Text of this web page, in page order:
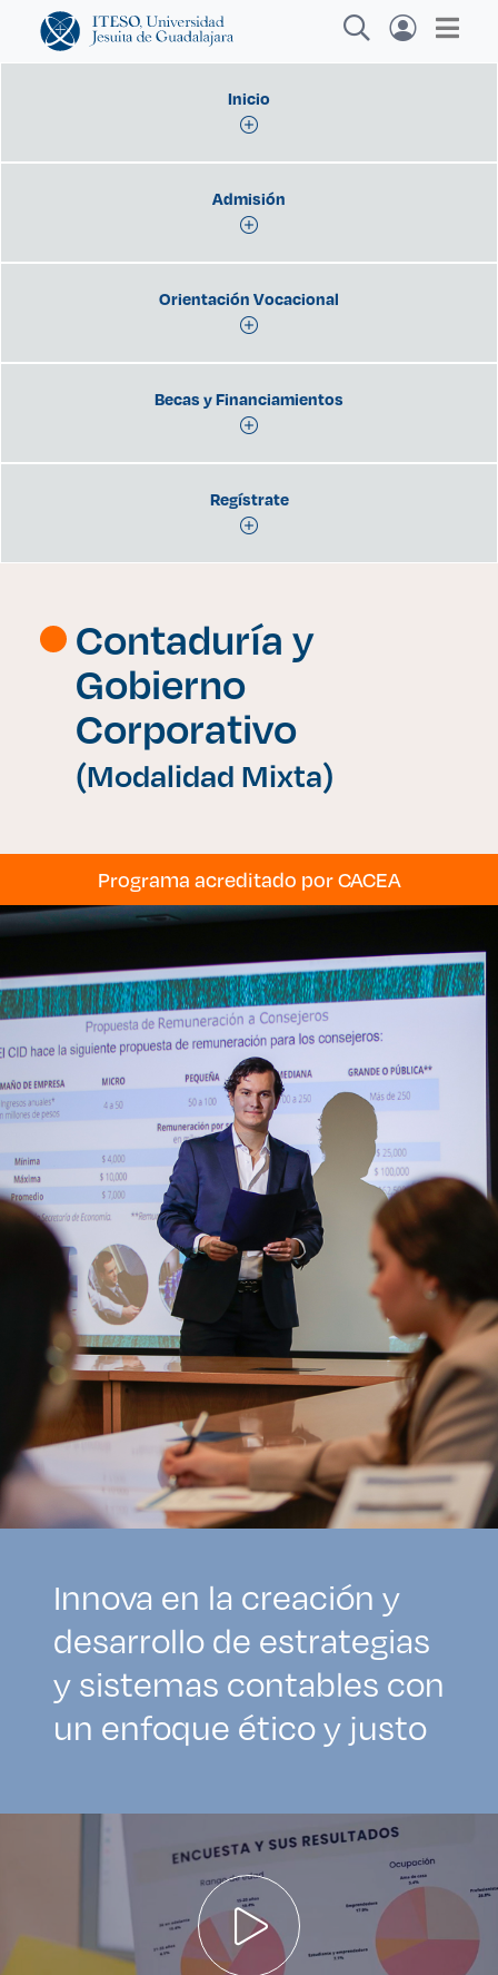
actividades y noticias
Aspirantes
Becas
Graduaciones
CRUCE
Lo más buscado
Derecho
Prepa ITESO
Sustentabilidad
Inicio
Admisión
Orientación Vocacional
Becas y Financiamientos
Regístrate
Contaduría y
Gobierno
Corporativo
(Modalidad Mixta)
Programa acreditado por CACEA
Innova en la creación y
desarrollo de estrategias
y sistemas contables con
un enfoque ético y justo